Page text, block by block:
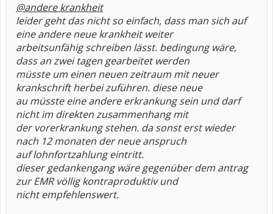
@andere krankheit
leider geht das nicht so einfach, dass man sich auf
eine andere neue krankheit weiter
arbeitsunfähig schreiben lässt. bedingung wäre,
dass an zwei tagen gearbeitet werden
müsste um einen neuen zeitraum mit neuer
krankschrift herbei zuführen. diese neue
au müsste eine andere erkrankung sein und darf
nicht im direkten zusammenhang mit
der vorerkrankung stehen. da sonst erst wieder
nach 12 monaten der neue anspruch
auf lohnfortzahlung eintritt.
dieser gedankengang wäre gegenüber dem antrag
zur EMR völlig kontraproduktiv und
nicht empfehlenswert.